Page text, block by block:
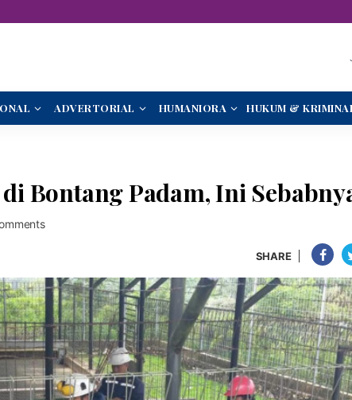
ADVERTORIAL HUMANIORA HUKUM &
Bontang Padam, Ini
SHARE